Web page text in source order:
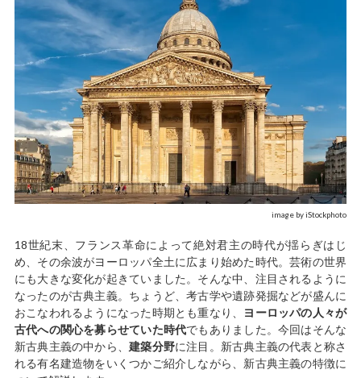
image by iStockphoto
18世紀末、フランス革命によって絶対君主の時代が揺らぎはじ
め、その余波がヨーロッパ全土に広まり始めた時代。芸術の世界
にも大きな変化が起きていました。そんな中、注目されるように
なったのが古典主義。ちょうど、考古学や遺跡発掘などが盛んに
おこなわれるようになった時期とも重なり、 ヨーロッパの人々が
古代への関心を募らせていた時代でもありました。今回はそんな
新古典主義の中から、建築分野に注目。新古典主義の代表と称さ
れる有名建造物をいくつかご紹介しながら、新古典主義の特徴に